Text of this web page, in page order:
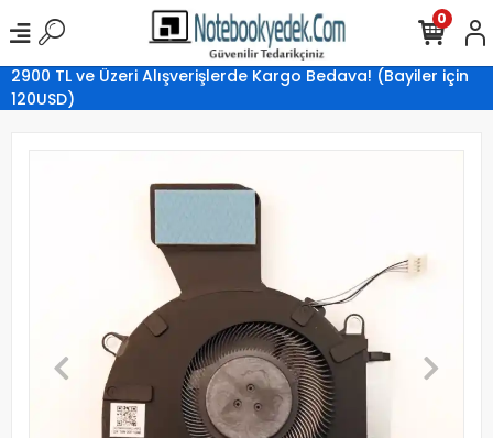
2900 TL ve Üzeri Alışverişlerde Kargo Bedava! (Bayiler için
120USD)
0